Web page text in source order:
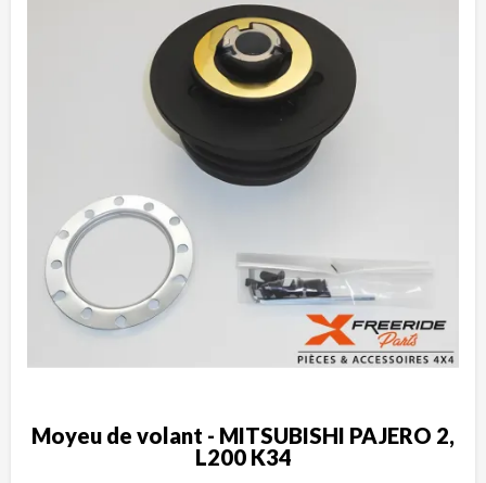
Moyeu de volant - MITSUBISHI PAJERO 2,
L200 K34